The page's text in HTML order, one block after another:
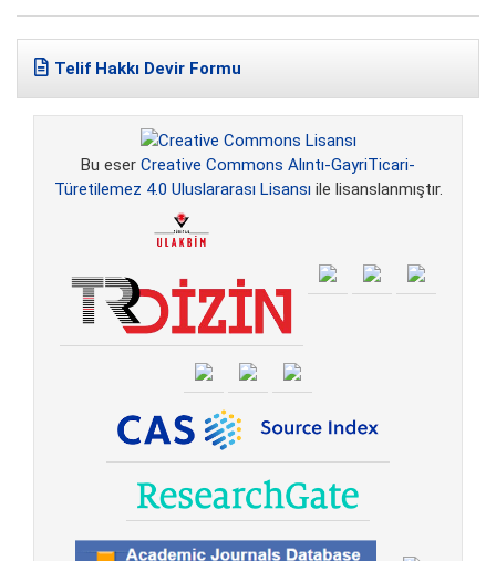
Telif Hakkı Devir Formu
Bu eser Creative Commons Alıntı-GayriTicari-
Türetilemez 4.0 Uluslararası Lisansı ile lisanslanmıştır.